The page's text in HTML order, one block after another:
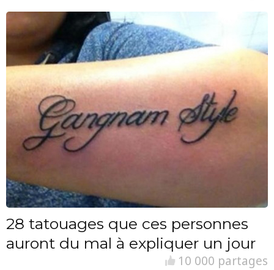
28 tatouages que ces personnes
auront du mal à expliquer un jour
10 000 partages